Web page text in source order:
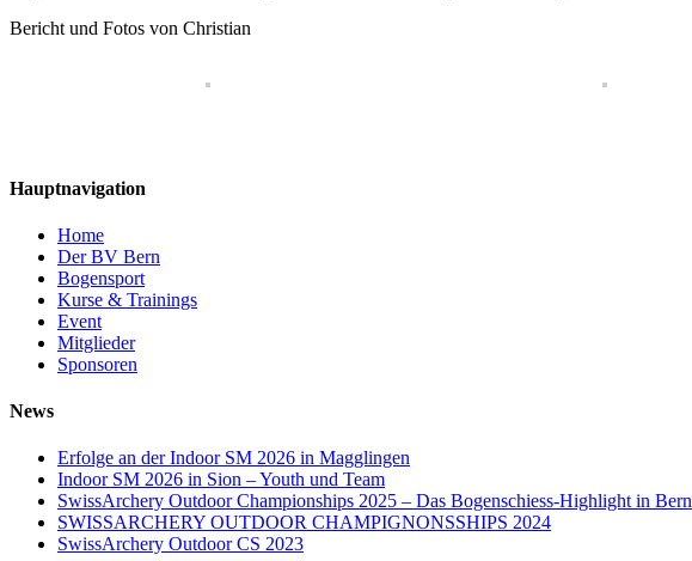
Bericht und Fotos von Christian
Hauptnavigation
Home
Der BV Bern
Bogensport
Kurse & Trainings
Event
Mitglieder
Sponsoren
News
Erfolge an der Indoor SM 2026 in Magglingen
Indoor SM 2026 in Sion – Youth und Team
SwissArchery Outdoor Championships 2025 – Das Bogenschiess-Highlight in Bern
SWISSARCHERY OUTDOOR CHAMPIGNONSSHIPS 2024
SwissArchery Outdoor CS 2023